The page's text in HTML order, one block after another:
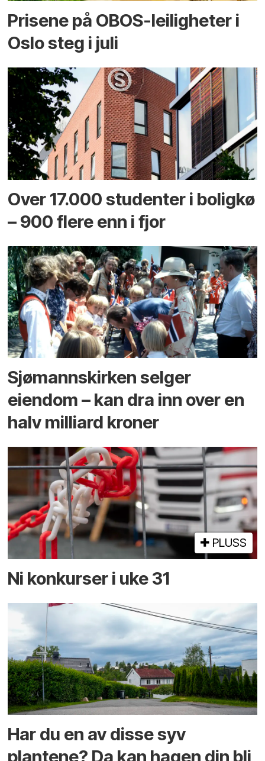
Prisene på OBOS-leiligheter i
Oslo steg i juli
Over 17.000 studenter i boligkø
– 900 flere enn i fjor
Sjømannskirken selger
eiendom – kan dra inn over en
halv milliard kroner
PLUSS
Ni konkurser i uke 31
Har du en av disse syv
plantene? Da kan hagen din bli